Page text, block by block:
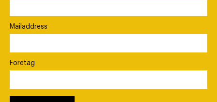
Mailaddress
Företag